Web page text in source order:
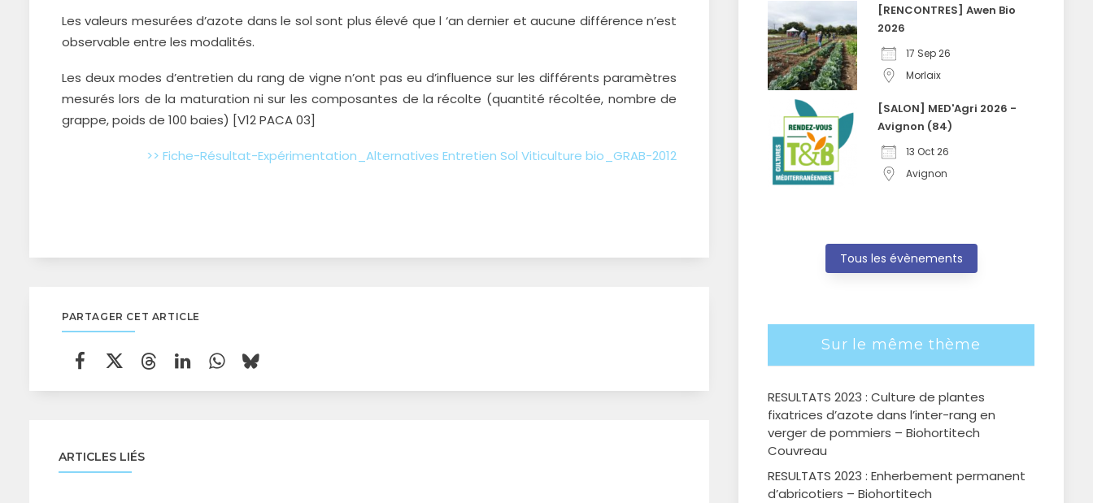
Les valeurs mesurées d’azote dans le sol sont plus élevé que l ‘an dernier et aucune différence n’est
observable entre les modalités.
Les deux modes d’entretien du rang de vigne n’ont pas eu d’influence sur les différents paramètres
mesurés lors de la maturation ni sur les composantes de la récolte (quantité récoltée, nombre de
grappe, poids de 100 baies) [V12 PACA 03]
>> Fiche-Résultat-Expérimentation_Alternatives Entretien Sol Viticulture bio_GRAB-2012
PARTAGER CET ARTICLE
ARTICLES LIÉS
[RENCONTRES] Awen Bio
2026
17 Sep 26
Morlaix
[SALON] MED'Agri 2026 -
Avignon (84)
13 Oct 26
Avignon
Tous les évènements
Sur le même thème
RESULTATS 2023 : Culture de plantes
fixatrices d’azote dans l’inter-rang en
verger de pommiers – Biohortitech
Couvreau
RESULTATS 2023 : Enherbement permanent
d’abricotiers – Biohortitech